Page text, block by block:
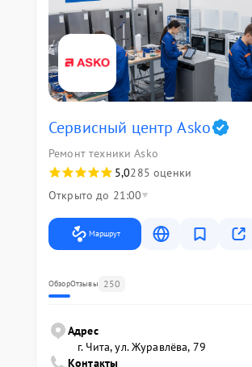
Сервисный центр Asko
Ремонт техники Asko
5,0285 оценки
Открыто до 21:00
Маршрут
ОбзорОтзывы 250
Адрес
г. Чита, ул. Журавлёва, 79
Контакты